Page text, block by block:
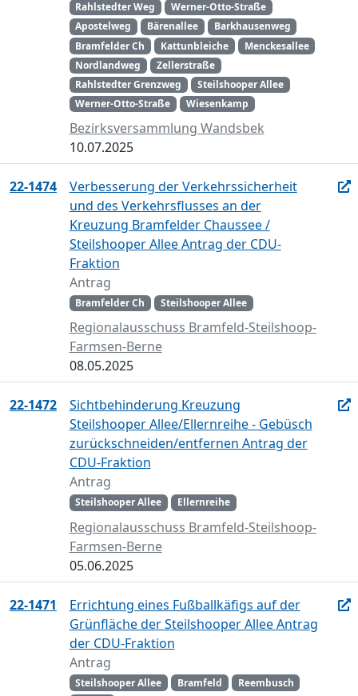
Rahlstedter Weg
Werner-Otto-Straße
Apostelweg
Bärenallee
Barkhausenweg
Bramfelder Ch
Kattunbleiche
Menckesallee
Nordlandweg
Zellerstraße
Rahlstedter Grenzweg
Steilshooper Allee
Werner-Otto-Straße
Wiesenkamp
Bezirksversammlung Wandsbek
10.07.2025
22-1474
Verbesserung der Verkehrssicherheit
und des Verkehrsflusses an der
Kreuzung Bramfelder Chaussee /
Steilshooper Allee Antrag der CDU-
Fraktion
Antrag
Bramfelder Ch Steilshooper Allee
Regionalausschuss Bramfeld-Steilshoop-
Farmsen-Berne
08.05.2025
22-1472
Sichtbehinderung Kreuzung
Steilshooper Allee/Ellernreihe - Gebüsch
zurückschneiden/entfernen Antrag der
CDU-Fraktion
Antrag
Steilshooper Allee Ellernreihe
Regionalausschuss Bramfeld-Steilshoop-
Farmsen-Berne
05.06.2025
22-1471
Errichtung eines Fußballkäfigs auf der
Grünfläche der Steilshooper Allee Antrag
der CDU-Fraktion
Antrag
Steilshooper Allee Bramfeld
Reembusch